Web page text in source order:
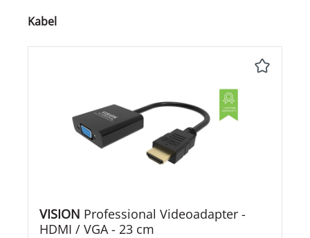
Produktgalerie überspringen
Kabel
VISION
HDMI / VGA - 23 cm